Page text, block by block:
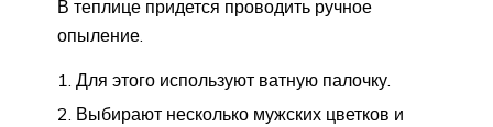
В теплице придется проводить ручное
опыление.
Для этого используют ватную палочку.
Выбирают несколько мужских цветков и